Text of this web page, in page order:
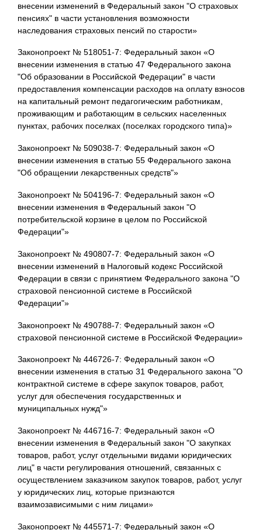
внесении изменений в Федеральный закон "О страховых
пенсиях" в части установления возможности
наследования страховых пенсий по старости»
Законопроект № 518051-7: Федеральный закон «О
внесении изменения в статью 47 Федерального закона
"Об образовании в Российской Федерации" в части
предоставления компенсации расходов на оплату взносов
на капитальный ремонт педагогическим работникам,
проживающим и работающим в сельских населенных
пунктах, рабочих поселках (поселках городского типа)»
Законопроект № 509038-7: Федеральный закон «О
внесении изменения в статью 55 Федерального закона
"Об обращении лекарственных средств"»
Законопроект № 504196-7: Федеральный закон «О
внесении изменения в Федеральный закон "О
потребительской корзине в целом по Российской
Федерации"»
Законопроект № 490807-7: Федеральный закон «О
внесении изменений в Налоговый кодекс Российской
Федерации в связи с принятием Федерального закона "О
страховой пенсионной системе в Российской
Федерации"»
Законопроект № 490788-7: Федеральный закон «О
страховой пенсионной системе в Российской Федерации»
Законопроект № 446726-7: Федеральный закон «О
внесении изменения в статью 31 Федерального закона "О
контрактной системе в сфере закупок товаров, работ,
услуг для обеспечения государственных и
муниципальных нужд"»
Законопроект № 446716-7: Федеральный закон «О
внесении изменения в Федеральный закон "О закупках
товаров, работ, услуг отдельными видами юридических
лиц" в части регулирования отношений, связанных с
осуществлением заказчиком закупок товаров, работ, услуг
у юридических лиц, которые признаются
взаимозависимыми с ним лицами»
Законопроект № 445571-7: Федеральный закон «О